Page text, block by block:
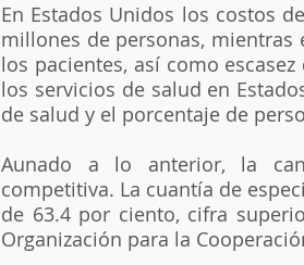
En Estados Unidos los costos
millones de personas, mientras
los pacientes, así como
los servicios de salud en
de salud y el porcentaje de
Aunado a lo anterior, la
competitiva. La cuantía de
de 63.4 por ciento, cifra
Organización para la